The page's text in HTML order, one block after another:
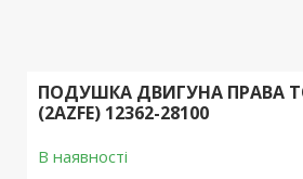
ПОДУШКА ДВИГУНА ПРАВА
(2AZFE) 12362-28100
В наявності